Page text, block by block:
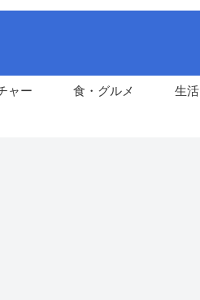
ャー 食・グルメ 生活